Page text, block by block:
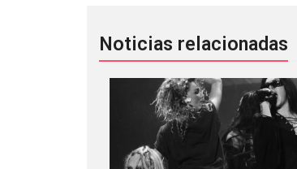
Noticias relacionadas